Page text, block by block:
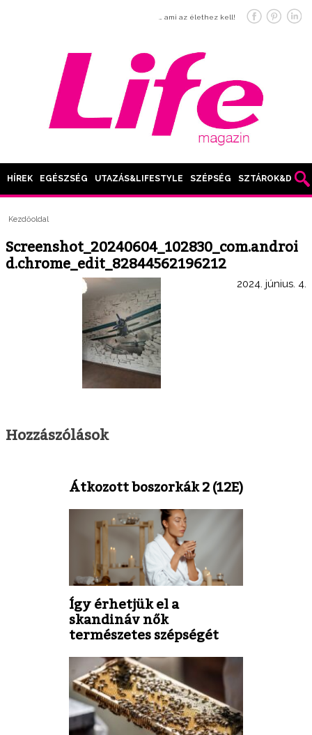
… ami az élethez kell!
HÍREK EGÉSZSÉG UTAZÁS&LIFESTYLE SZÉPSÉG SZTÁROK&DIVAT
Kezdőoldal
Screenshot_20240604_102830_com.androi
d.chrome_edit_82844562196212
2024. június. 4.
Hozzászólások
Átkozott boszorkák 2 (12E)
Így érhetjük el a
skandináv nők
természetes szépségét